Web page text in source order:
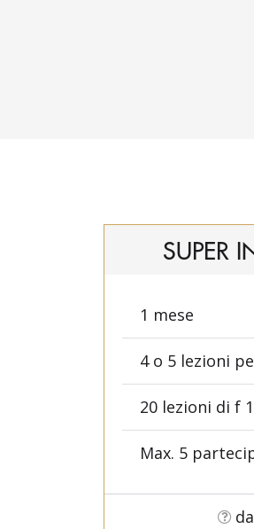
SUPER
1 mese
4 o 5 lezioni
20 lezioni di f
Max. 5
da